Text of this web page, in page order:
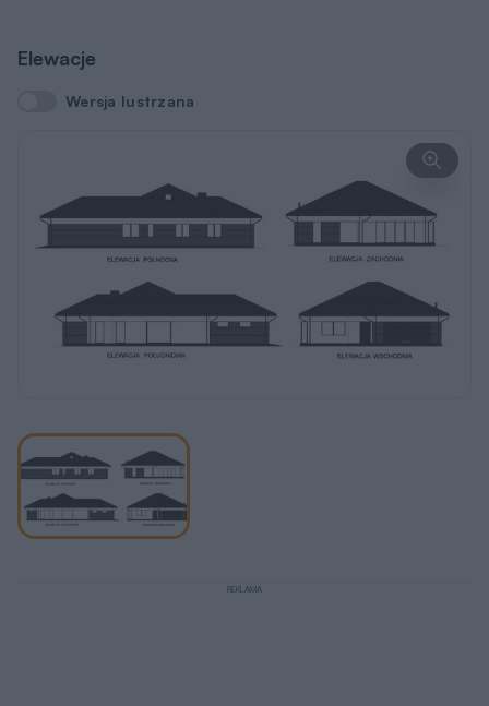
Elewacje
Wersja lustrzana
Wersja lustrzana
REKLAMA